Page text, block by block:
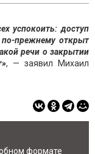
успокоить: доступ
по-прежнему открыт
речи о закрытии
, — заявил Михаил
формате